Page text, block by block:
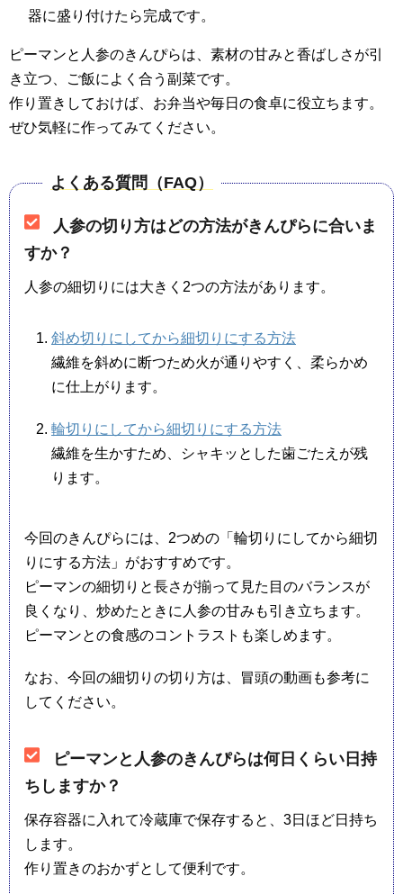
器に盛り付けたら完成です。
ピーマンと人参のきんぴらは、素材の甘みと香ばしさが引
き立つ、ご飯によく合う副菜です。
作り置きしておけば、お弁当や毎日の食卓に役立ちます。
ぜひ気軽に作ってみてください。
よくある質問（FAQ）
人参の切り方はどの方法がきんぴらに合いま
すか？
人参の細切りには大きく2つの方法があります。
斜め切りにしてから細切りにする方法
繊維を斜めに断つため火が通りやすく、柔らかめ
に仕上がります。
輪切りにしてから細切りにする方法
繊維を生かすため、シャキッとした歯ごたえが残
ります。
今回のきんぴらには、2つめの「輪切りにしてから細切
りにする方法」がおすすめです。
ピーマンの細切りと長さが揃って見た目のバランスが
良くなり、炒めたときに人参の甘みも引き立ちます。
ピーマンとの食感のコントラストも楽しめます。
なお、今回の細切りの切り方は、冒頭の動画も参考に
してください。
ピーマンと人参のきんぴらは何日くらい日持
ちしますか？
保存容器に入れて冷蔵庫で保存すると、3日ほど日持ち
します。
作り置きのおかずとして便利です。